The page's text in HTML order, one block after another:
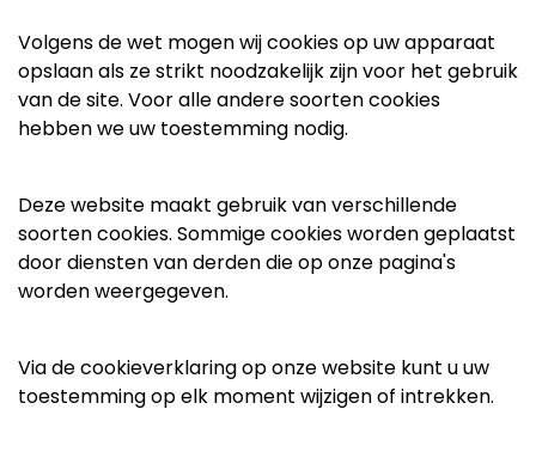
Volgens de wet mogen wij cookies op uw apparaat
opslaan als ze strikt noodzakelijk zijn voor het gebruik
van de site. Voor alle andere soorten cookies
hebben we uw toestemming nodig.
Deze website maakt gebruik van verschillende
soorten cookies. Sommige cookies worden geplaatst
door diensten van derden die op onze pagina's
worden weergegeven.
Via de cookieverklaring op onze website kunt u uw
toestemming op elk moment wijzigen of intrekken.